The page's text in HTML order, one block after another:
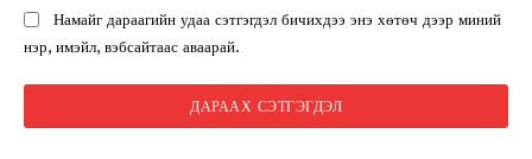
Намайг дараагийн удаа сэтгэгдэл бичихдээ энэ хөтөч дээр миний
нэр, имэйл, вэбсайтаас аваарай.